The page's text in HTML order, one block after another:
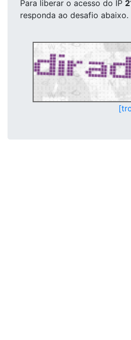
Para liberar o acesso do IP
responda ao desafio abaixo.